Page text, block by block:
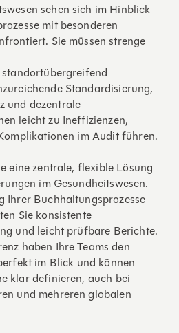
sehen sich im Hinblick
mit besonderen
Sie müssen strenge
Standardisierung,
und dezentrale
leicht zu Ineffizienzen,
im Audit führen.
eine zentrale, flexible Lösung
im Gesundheitswesen.
Ihrer Buchhaltungsprozesse
Sie konsistente
und leicht prüfbare Berichte.
haben Ihre Teams den
im Blick und können
klar definieren, auch bei
und mehreren globalen